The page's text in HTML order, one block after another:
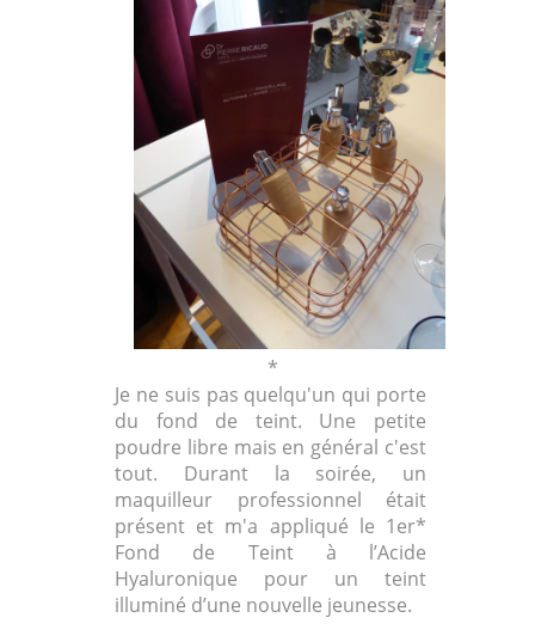
*
Je ne suis pas quelqu'un qui porte
du fond de teint. Une petite
poudre libre mais en général c'est
tout. Durant la soirée, un
maquilleur professionnel était
présent et m'a appliqué le 1er*
Fond de Teint à l’Acide
Hyaluronique pour un teint
illuminé d’une nouvelle jeunesse.